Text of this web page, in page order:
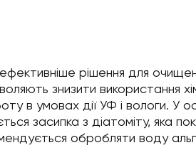
рішення для
знизити використання
в умовах дії УФ і вологи. У
засипка з діатоміту, яка
обробляти воду